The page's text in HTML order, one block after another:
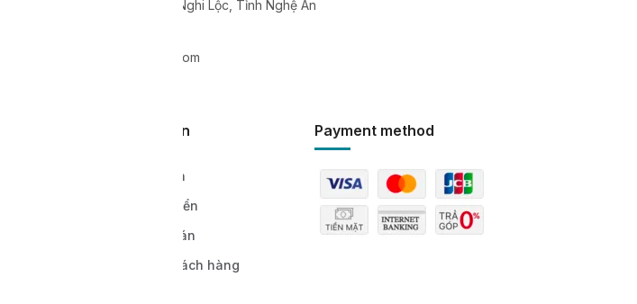
Xã Nghi Hoa, Huyện Nghi Lộc, Tỉnh Nghệ An
info@xavie-holding.com
Quy định, điều khoản
Chính sách bảo hành
Chính sách vận chuyển
Chính sách thanh toán
Bảo mật thông tin khách hàng
Payment method